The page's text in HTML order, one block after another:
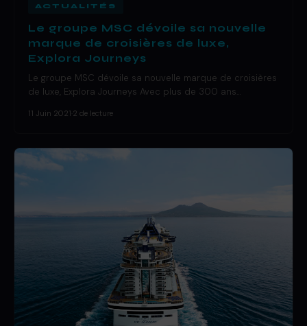
ACTUALITÉS
Le groupe MSC dévoile sa nouvelle
marque de croisières de luxe,
Explora Journeys
Le groupe MSC dévoile sa nouvelle marque de croisières
de luxe, Explora Journeys Avec plus de 300 ans…
11 Juin 2021 2 de lecture